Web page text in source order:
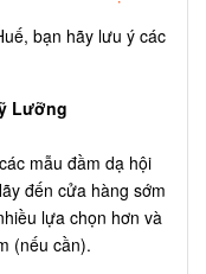
bạn hãy lưu ý các
Lưỡng
mẫu đầm dạ hội
đến cửa hàng sớm
lựa chọn hơn và
(nếu cần).